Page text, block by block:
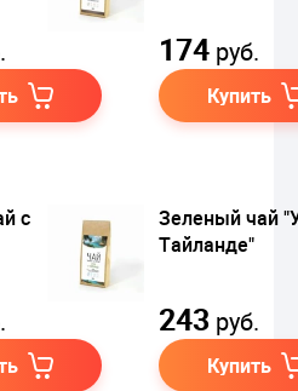
174 руб.
Купить
с
Зеленый чай
Тайланде"
243 руб.
Купить